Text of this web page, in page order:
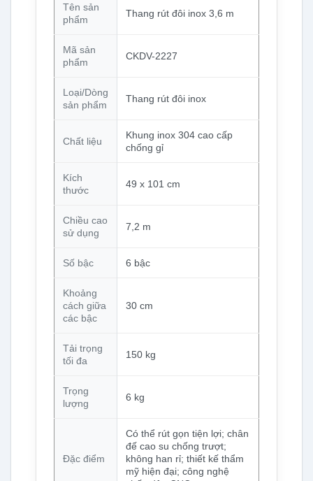
Tên sản
phẩm
Thang rút đôi inox 3,6 m
Mã sản
phẩm
CKDV-2227
Loại/Dòng
sản phẩm
Thang rút đôi inox
Chất liệu
Khung inox 304 cao cấp
chống gỉ
Kích
thước
49 x 101 cm
Chiều cao
sử dụng
7,2 m
Số bậc 6 bậc
Khoảng
cách giữa
các bậc
30 cm
Tải trọng
tối đa
150 kg
Trọng
lượng
6 kg
Đặc điểm
Có thể rút gọn tiện lợi; chân
đế cao su chống trượt;
không han rỉ; thiết kế thẩm
mỹ hiện đại; công nghệ